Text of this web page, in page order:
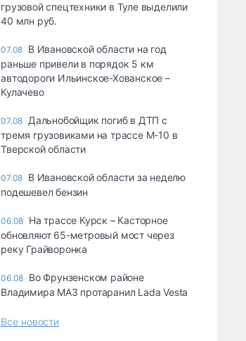
грузовой спецтехники в Туле выделили
40 млн руб.
07.08 В Ивановской области на год
раньше привели в порядок 5 км
автодороги Ильинское-Хованское –
Кулачево
07.08 Дальнобойщик погиб в ДТП с
тремя грузовиками на трассе М-10 в
Тверской области
07.08 В Ивановской области за неделю
подешевел бензин
06.08 На трассе Курск – Касторное
обновляют 65-метровый мост через
реку Грайворонка
06.08 Во Фрунзенском районе
Владимира МАЗ протаранил Lada Vesta
Все новости